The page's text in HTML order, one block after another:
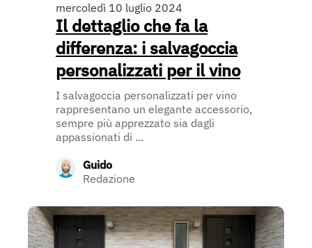
mercoledì 10 luglio 2024
Il dettaglio che fa la
differenza: i salvagoccia
personalizzati per il vino
I salvagoccia personalizzati per vino
rappresentano un elegante accessorio,
sempre più apprezzato sia dagli
appassionati di ...
Guido
Redazione